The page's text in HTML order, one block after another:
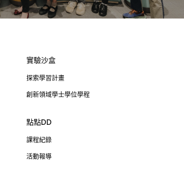
實驗沙盒
探索學習計畫
創新領域學士學位學程
點點DD
課程紀錄
活動報導